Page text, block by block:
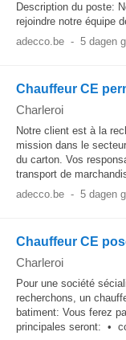
Description du poste:
rejoindre notre équipe
adecco.be - 5 dagen
Chauffeur CE
Charleroi
Notre client est à la
mission dans le
du carton. Vos
transport de
adecco.be - 5 dagen
Chauffeur CE
Charleroi
Pour une société
recherchons, un
batiment: Vous ferez
principales seront: •